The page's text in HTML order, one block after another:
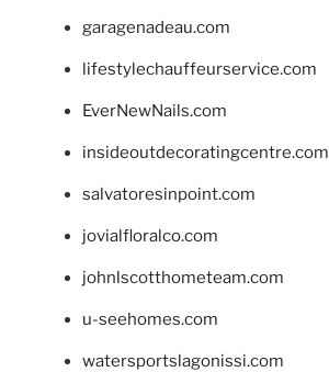
garagenadeau.com
lifestylechauffeurservice.com
EverNewNails.com
insideoutdecoratingcentre.com
salvatoresinpoint.com
jovialfloralco.com
johnlscotthometeam.com
u-seehomes.com
watersportslagonissi.com